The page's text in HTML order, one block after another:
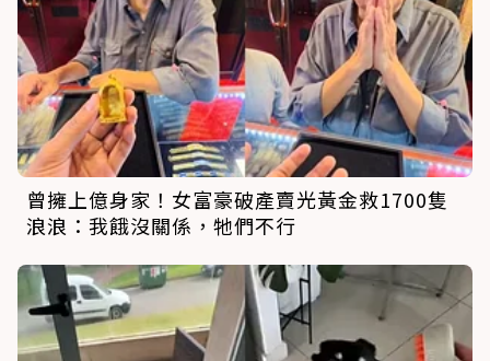
曾擁上億身家！女富豪破產賣光黃金救1700隻
浪浪：我餓沒關係，牠們不行